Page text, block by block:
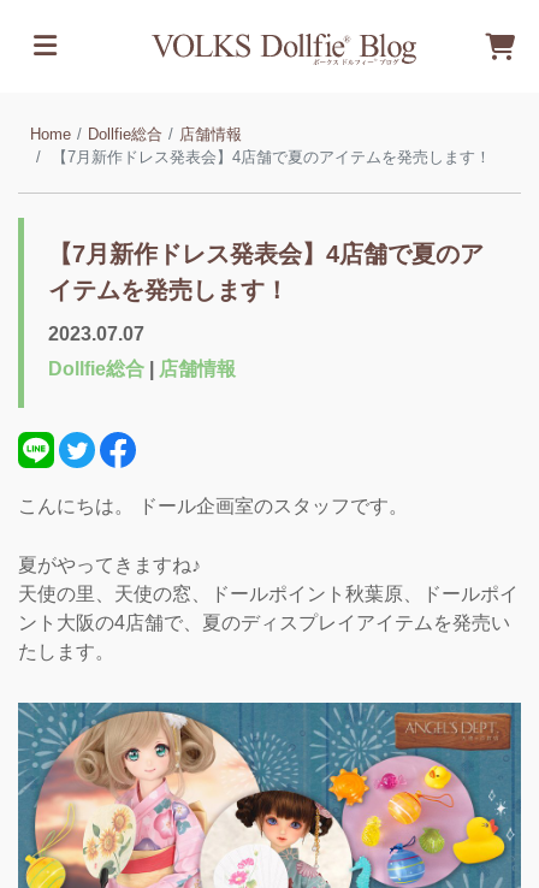
Home Dollfie総合
店舗情報
【7月新作ドレス発表会】4店舗で夏のアイテムを発売します！
【7月新作ドレス発表会】4店舗で夏のア
イテムを発売します！
2023.07.07
Dollfie総合
店舗情報
こんにちは。 ドール企画室のスタッフです。
夏がやってきますね♪
天使の里、天使の窓、ドールポイント秋葉原、ドールポイ
ント大阪の4店舗で、夏のディスプレイアイテムを発売い
たします。